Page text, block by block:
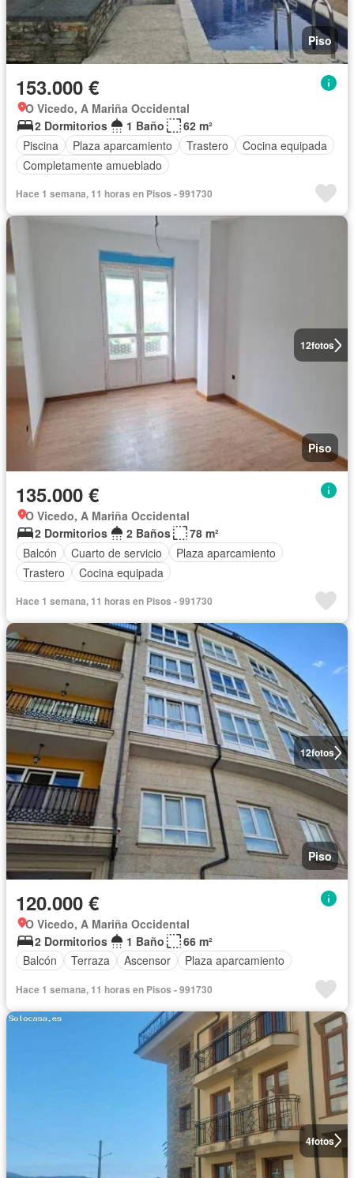
Piso
153.000 €
O Vicedo, A Mariña Occidental
2 Dormitorios
1 Baño
62 m²
Piscina
Plaza aparcamiento Trastero
Cocina equipada
Completamente amueblado
Hace 1 semana, 11 horas en Pisos - 991730
12fotos
Piso
135.000 €
O Vicedo, A Mariña Occidental
2 Dormitorios
2 Baños
78 m²
Balcón
Cuarto de servicio
Plaza aparcamiento
Trastero
Cocina equipada
Hace 1 semana, 11 horas en Pisos - 991730
12fotos
Piso
120.000 €
O Vicedo, A Mariña Occidental
2 Dormitorios
1 Baño
66 m²
Balcón
Terraza Ascensor Plaza aparcamiento
Hace 1 semana, 11 horas en Pisos - 991730
4fotos